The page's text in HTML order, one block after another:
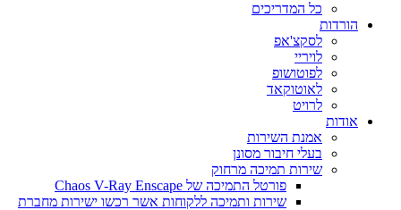
כל המדריכים
הורדות
לסקצ'אפ
לויריי
לפוטושופ
לאוטוקאד
לרויט
אודות
אמנת השירות
בעלי חיבור מסונן
שירות תמיכה מרחוק
פורטל התמיכה של Chaos V-Ray Enscape
שירות ותמיכה ללקוחות אשר רכשו ישירות מחברת